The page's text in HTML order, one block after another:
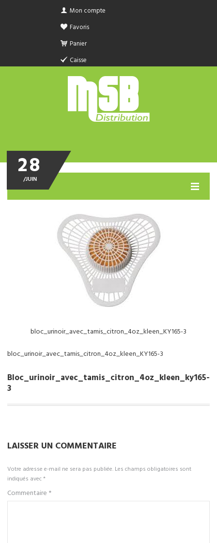
Mon compte
Favoris
Panier
Caisse
MENU
PRODUIT SANITAIRE.COM
NOS SERVICES
QUI SOMMES-NOUS
bloc_urinoir_avec_tamis_citron_4oz_kleen_KY165-3
bloc_urinoir_avec_tamis_citron_4oz_kleen_KY165-3
28
/JUIN
Bloc_urinoir_avec_tamis_citron_4oz_kleen_ky165-
3
LAISSER UN COMMENTAIRE
Votre adresse e-mail ne sera pas publiée. Les champs obligatoires sont
indiqués avec*
Commentaire *